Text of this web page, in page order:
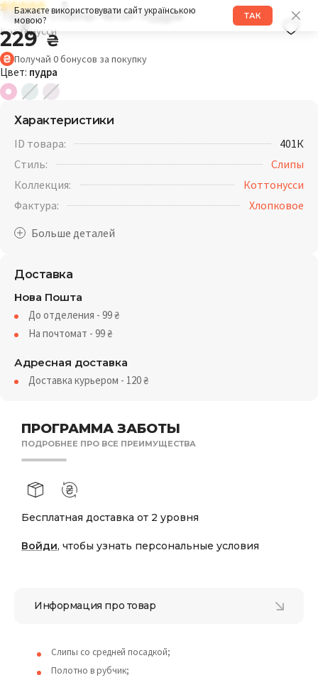
Бажаєте використовувати сайт українською
мовою?
ТАК
5
Трусы слипы 401K пудра
Коттонусси
229₴
Получай 0бонусов за покупку
Цвет: пудра
ПРОГРАММА ЗАБОТЫ
ПОДРОБНЕЕ ПРО ВСЕ ПРЕИМУЩЕСТВА
Бесплатная доставка от 2 уровня
Войди, чтобы узнать персональные условия
Характеристики
ID товара:
401К
Стиль:
Слипы
Коллекция:
Коттонусси
Фактура:
Хлопковое
Доставка
Нова Пошта
До отделения - 99₴
На почтомат - 99₴
Адресная доставка
Доставка курьером - 120₴
Информация про товар
Слипы со средней посадкой;
Полотно в рубчик;